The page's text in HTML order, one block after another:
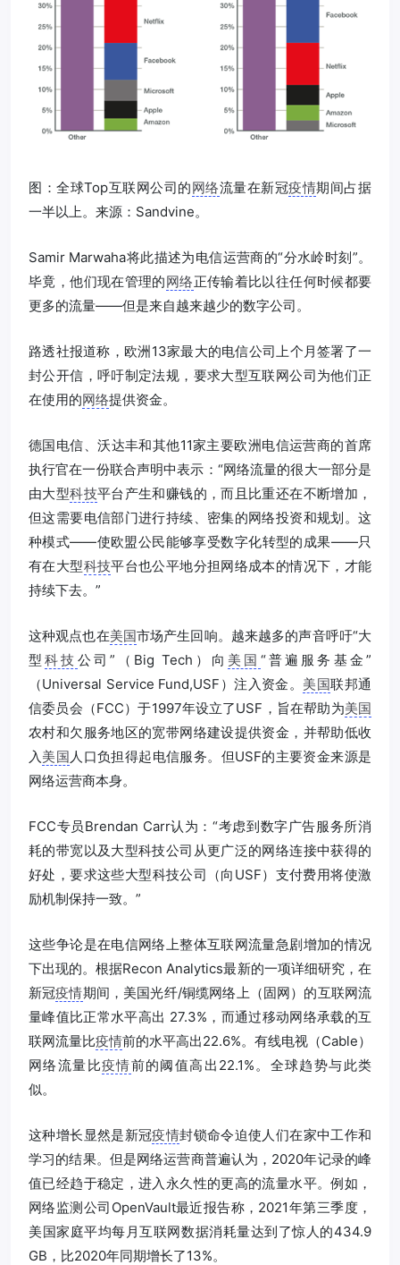
图：全球Top互联网公司的网络流量在新冠疫情期间占据
一半以上。来源：Sandvine。
Samir Marwaha将此描述为电信运营商的“分水岭时刻”。
毕竟，他们现在管理的网络正传输着比以往任何时候都要
更多的流量——但是来自越来越少的数字公司。
路透社报道称，欧洲13家最大的电信公司上个月签署了一
封公开信，呼吁制定法规，要求大型互联网公司为他们正
在使用的网络提供资金。
德国电信、沃达丰和其他11家主要欧洲电信运营商的首席
执行官在一份联合声明中表示：“网络流量的很大一部分是
由大型科技平台产生和赚钱的，而且比重还在不断增加，
但这需要电信部门进行持续、密集的网络投资和规划。这
种模式——使欧盟公民能够享受数字化转型的成果——只
有在大型科技平台也公平地分担网络成本的情况下，才能
持续下去。”
这种观点也在美国市场产生回响。越来越多的声音呼吁“大
型科技 公司”（Big Tech）向 美国 “普遍服务基金”
（Universal Service Fund,USF）注入资金。 美国联邦通
信委员会（FCC）于1997年设立了USF，旨在帮助为美国
农村和欠服务地区的宽带网络建设提供资金，并帮助低收
入 美国 人口负担得起电信服务。但USF的主要资金来源是
网络运营商本身。
FCC专员Brendan Carr认为：“考虑到数字广告服务所消
耗的带宽以及大型科技公司从更广泛的网络连接中获得的
好处，要求这些大型科技公司（向USF）支付费用将使激
励机制保持一致。”
这些争论是在电信网络上整体互联网流量急剧增加的情况
下出现的。根据Recon Analytics最新的一项详细研究，在
新冠疫情期间，美国光纤/铜缆网络上（固网）的互联网流
量峰值比正常水平高出 27.3%，而通过移动网络承载的互
联网流量比疫情前的水平高出22.6%。有线电视（Cable）
网络流量比疫情前的阈值高出22.1%。全球趋势与此类
似。
这种增长显然是新冠疫情封锁命令迫使人们在家中工作和
学习的结果。但是网络运营商普遍认为，2020年记录的峰
值已经趋于稳定，进入永久性的更高的流量水平。例如，
网络监测公司OpenVault最近报告称，2021年第三季度，
美国家庭平均每月互联网数据消耗量达到了惊人的434.9
GB，比2020年同期增长了13%。